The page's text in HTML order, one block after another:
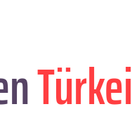
Türkei